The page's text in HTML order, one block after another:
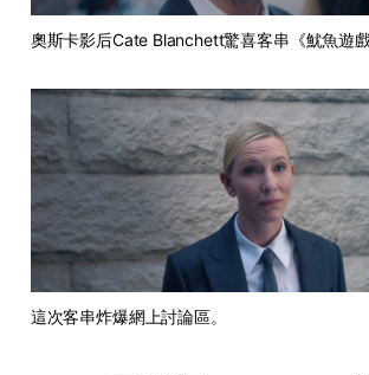
奧斯卡影后Cate Blanchett驚喜客串《魷魚遊戲
這次客串炸爆網上討論區。